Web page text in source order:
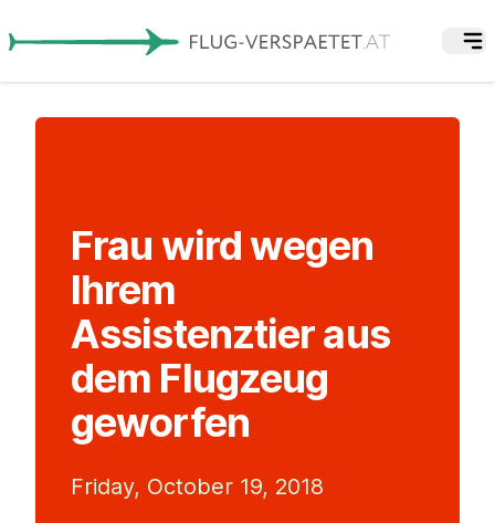
Frau wird wegen
Ihrem
Assistenztier aus
dem Flugzeug
geworfen
Friday, October 19, 2018